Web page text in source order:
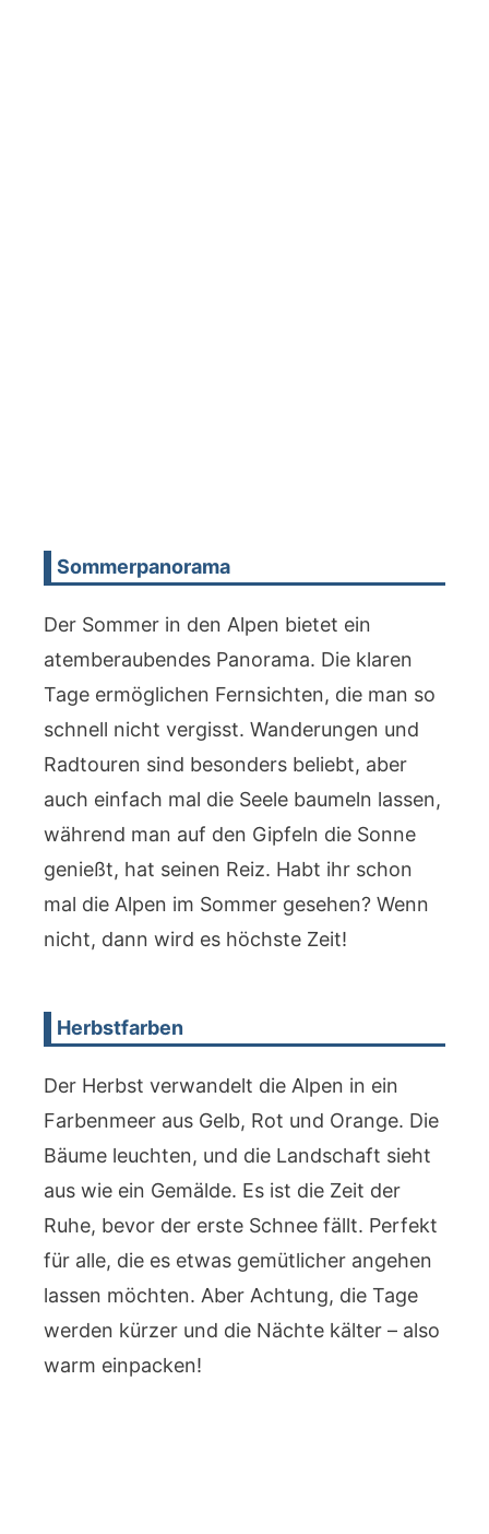
Sommerpanorama
Der Sommer in den Alpen bietet ein
atemberaubendes Panorama. Die klaren
Tage ermöglichen Fernsichten, die man so
schnell nicht vergisst. Wanderungen und
Radtouren sind besonders beliebt, aber
auch einfach mal die Seele baumeln lassen,
während man auf den Gipfeln die Sonne
genießt, hat seinen Reiz. Habt ihr schon
mal die Alpen im Sommer gesehen? Wenn
nicht, dann wird es höchste Zeit!
Herbstfarben
Der Herbst verwandelt die Alpen in ein
Farbenmeer aus Gelb, Rot und Orange. Die
Bäume leuchten, und die Landschaft sieht
aus wie ein Gemälde. Es ist die Zeit der
Ruhe, bevor der erste Schnee fällt. Perfekt
für alle, die es etwas gemütlicher angehen
lassen möchten. Aber Achtung, die Tage
werden kürzer und die Nächte kälter – also
warm einpacken!